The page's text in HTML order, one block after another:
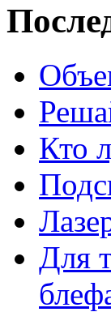
Кто
Для